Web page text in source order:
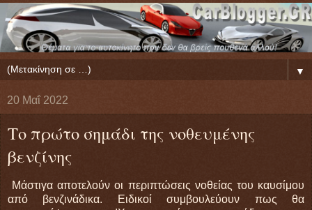
▼
20 Μαΐ 2022
Το πρώτο σημάδι της νοθευμένης
βενζίνης
Μάστιγα αποτελούν οι περιπτώσεις νοθείας του καυσίμου
από βενζινάδικα. Ειδικοί συμβουλεύουν πως θα